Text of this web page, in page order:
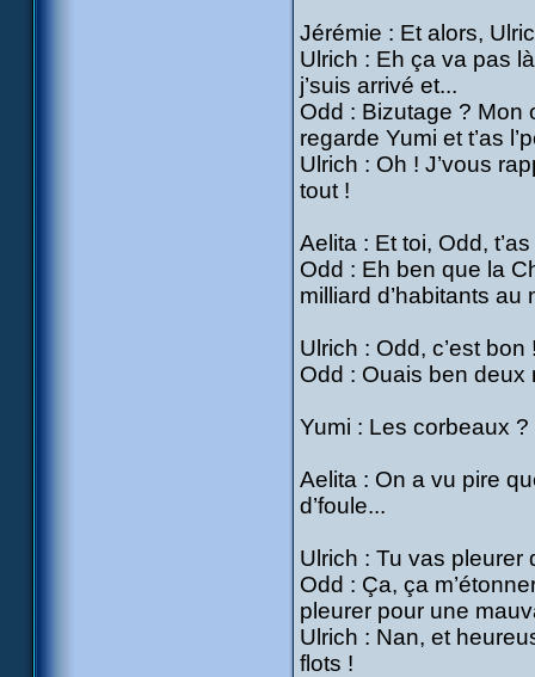
Jérémie : Et alors,
Ulrich : Eh ça va pas
j’suis arrivé et...
Odd : Bizutage ? Mon
regarde Yumi et t’as
Ulrich : Oh ! J’vous
tout !
Aelita : Et toi, Odd,
Odd : Eh ben que la
milliard d’habitants au
Ulrich : Odd, c’est
Odd : Ouais ben deux
Yumi : Les corbeaux ?
Aelita : On a vu pire
d’foule...
Ulrich : Tu vas pleurer
Odd : Ça, ça
pleurer pour une
Ulrich : Nan, et
flots !